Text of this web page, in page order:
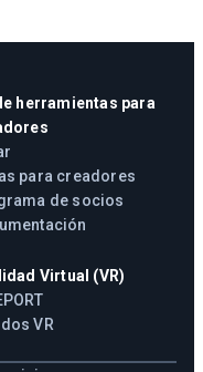
herramientas para
para creadores
de socios
Virtual (VR)
VR